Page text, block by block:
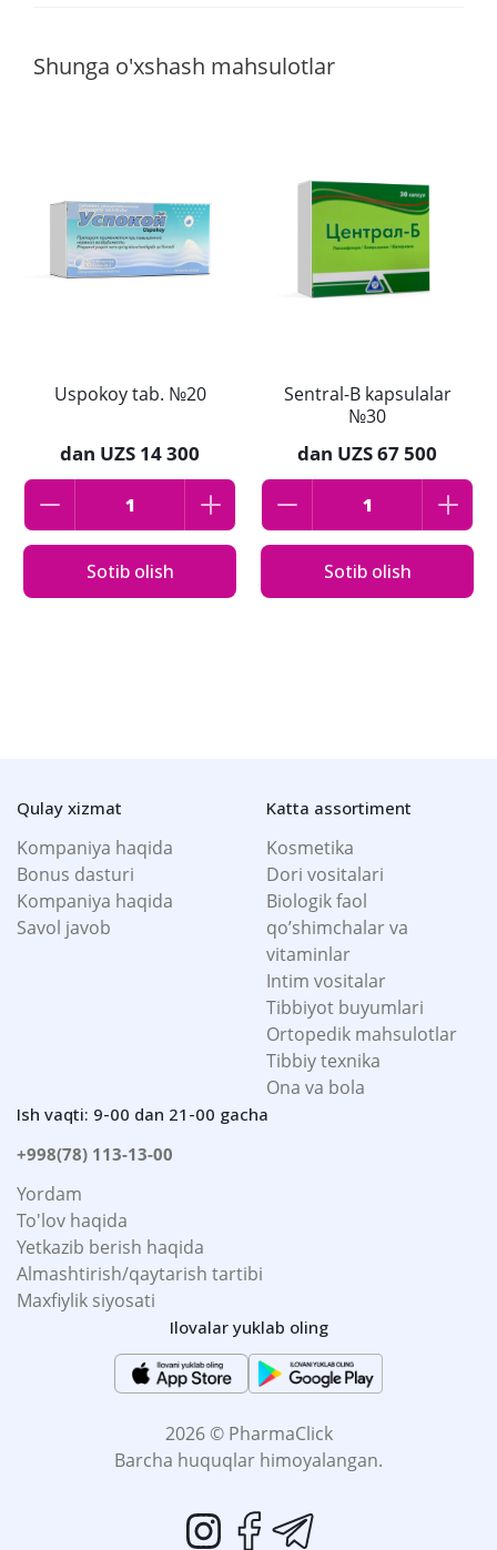
Shunga o'xshash mahsulotlar
Uspokoy tab. №20
dan UZS 14 300
Sotib olish
Sentral-B kapsulalar
№30
dan UZS 67 500
Sotib olish
Qulay xizmat
Kompaniya haqida
Bonus dasturi
Kompaniya haqida
Savol javob
Katta assortiment
Kosmetika
Dori vositalari
Biologik faol
qo’shimchalar va
vitaminlar
Intim vositalar
Tibbiyot buyumlari
Ortopedik mahsulotlar
Tibbiy texnika
Ona va bola
Ish vaqti: 9-00 dan 21-00 gacha
+998(78) 113-13-00
Yordam
To'lov haqida
Yetkazib berish haqida
Almashtirish/qaytarish tartibi
Maxfiylik siyosati
Ilovalar yuklab oling
2026 © PharmaClick
Barcha huquqlar himoyalangan.